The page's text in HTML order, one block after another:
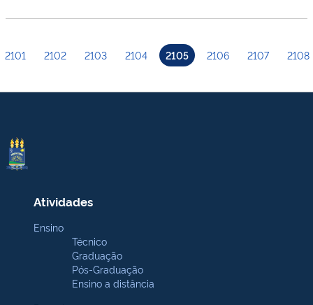
2101 2102 2103 2104 2105 2106 2107 2108
Atividades
Ensino
Técnico
Graduação
Pós-Graduação
Ensino a distância